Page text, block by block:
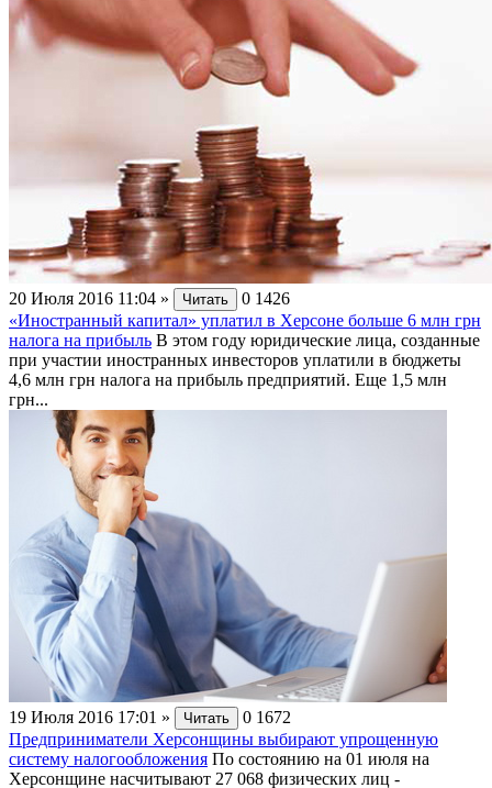
20 Июля 2016 11:04 » Читать 0 1426
«Иностранный капитал» уплатил в Херсоне больше 6 млн грн
налога на прибыль В этом году юридические лица, созданные
при участии иностранных инвесторов уплатили в бюджеты
4,6 млн грн налога на прибыль предприятий. Еще 1,5 млн
грн...
19 Июля 2016 17:01 » Читать 0 1672
Предприниматели Херсонщины выбирают упрощенную
систему налогообложения По состоянию на 01 июля на
Херсонщине насчитывают 27 068 физических лиц -